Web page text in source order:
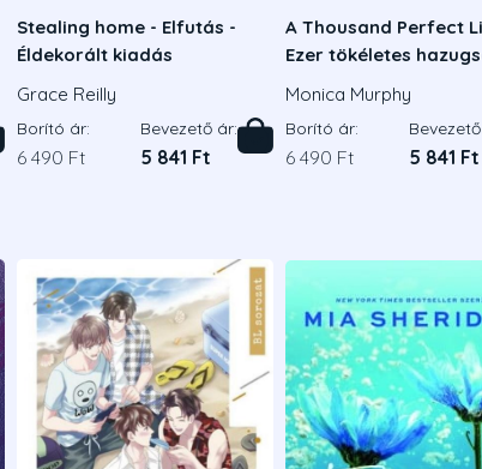
Stealing home - Elfutás -
Éldekorált kiadás
Grace Reilly
Borító ár:
6 490 Ft
Bevezető ár:
5 841 Ft
A Thousand Perfect
Ezer tökéletes
Monica Murphy
Borító ár:
6 490 Ft 5 841 Ft